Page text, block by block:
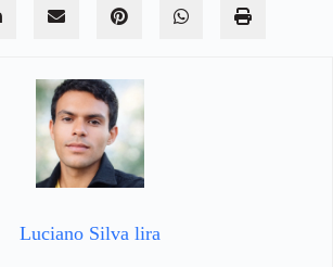
Luciano Silva lira